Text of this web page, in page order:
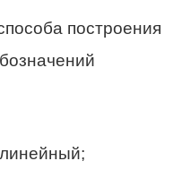
построения